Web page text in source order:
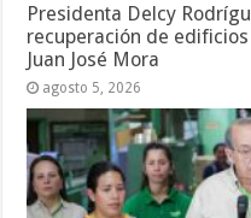
Presidenta Delcy
recuperación de
Juan José Mora
agosto 5, 2026